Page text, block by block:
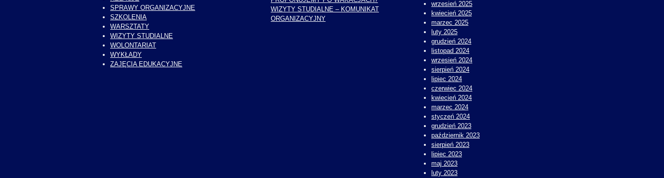
WIZYTY STUDIALNE – KOMUNIKAT
ORGANIZACYJNY
wrzesień 2025
kwiecień 2025
marzec 2025
luty 2025
grudzień 2024
listopad 2024
wrzesień 2024
sierpień 2024
lipiec 2024
czerwiec 2024
kwiecień 2024
marzec 2024
styczeń 2024
grudzień 2023
październik 2023
sierpień 2023
lipiec 2023
maj 2023
luty 2023
SPRAWY ORGANIZACYJNE
SZKOLENIA
WARSZTATY
WIZYTY STUDIALNE
WOLONTARIAT
WYKŁADY
ZAJĘCIA EDUKACYJNE